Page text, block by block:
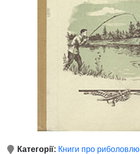
Категорії: Книги про риболовлю